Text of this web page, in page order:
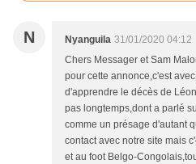
N Nyanguila 31/01/2020 04:12
Chers Messager et Sam
pour cette annonce,c'est
d'apprendre le décès de
pas longtemps,dont a parlé
comme un présage d'autant
contact avec notre site mais
et au foot Belgo-